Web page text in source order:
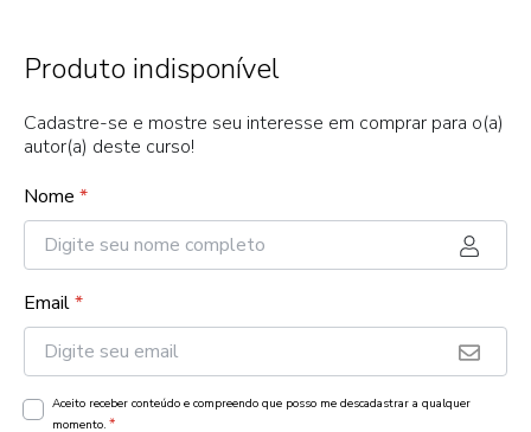
Produto indisponível
Cadastre-se e mostre seu interesse em comprar para o(a)
autor(a) deste curso!
Nome *
Email*
Aceito receber conteúdo e compreendo que posso me descadastrar a qualquer
momento. *